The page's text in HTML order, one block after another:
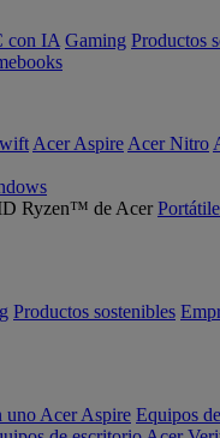
con IA Gaming Productos
Acer Aspire Acer Nitro
Productos sostenibles
uno Acer Aspire Equipos